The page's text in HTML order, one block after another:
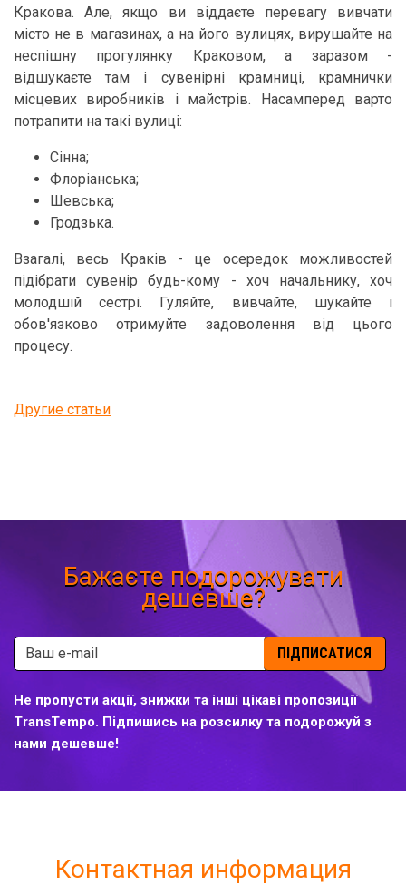
Кракова. Але, якщо ви віддаєте перевагу вивчати
місто не в магазинах, а на його вулицях, вирушайте на
неспішну прогулянку Краковом, а заразом -
відшукаєте там і сувенірні крамниці, крамнички
місцевих виробників і майстрів. Насамперед варто
потрапити на такі вулиці:
Сінна;
Флоріанська;
Шевська;
Гродзька.
Взагалі, весь Краків - це осередок можливостей
підібрати сувенір будь-кому - хоч начальнику, хоч
молодшій сестрі. Гуляйте, вивчайте, шукайте і
обов'язково отримуйте задоволення від цього
процесу.
Другие статьи
Бажаєте подорожувати
дешевше?
ПІДПИСАТИСЯ
Не пропусти акції, знижки та інші цікаві пропозиції
TransTempo. Підпишись на розсилку та подорожуй з
нами дешевше!
Контактная информация